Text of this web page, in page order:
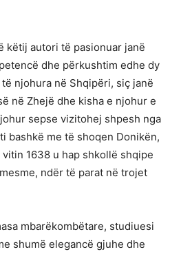
këtij autori të pasionuar janë
dhe përkushtim edhe dy
njohura në Shqipëri, siç janë
në Zhejë dhe kisha e njohur e
sepse vizitohej shpesh nga
bashkë me të shoqen Donikën,
1638 u hap shkollë shqipe
ndër të parat në trojet
mbarëkombëtare, studiuesi
shumë elegancë gjuhe dhe